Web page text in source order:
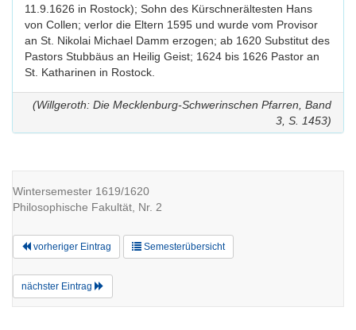
11.9.1626 in Rostock); Sohn des Kürschnerältesten Hans
von Collen; verlor die Eltern 1595 und wurde vom Provisor
an St. Nikolai Michael Damm erzogen; ab 1620 Substitut des
Pastors Stubbäus an Heilig Geist; 1624 bis 1626 Pastor an
St. Katharinen in Rostock.
(Willgeroth: Die Mecklenburg-Schwerinschen Pfarren, Band
3, S. 1453)
Wintersemester 1619/1620
Philosophische Fakultät, Nr. 2
vorheriger Eintrag Semesterübersicht
nächster Eintrag